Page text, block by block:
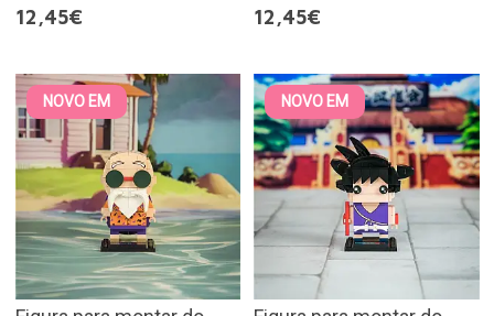
12,45€
12,45€
NOVO EM NOVO EM